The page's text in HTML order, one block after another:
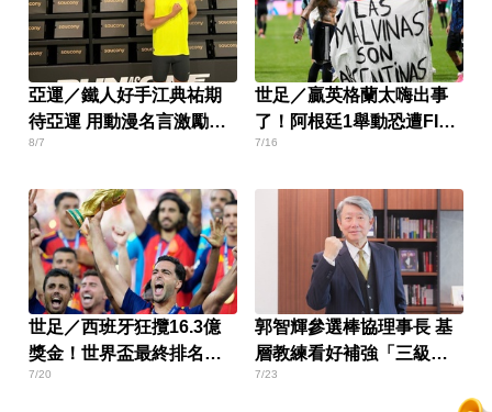
亞運／鐵人好手江典祐期
待亞運 用動漫名言激勵自
己
8/7
世足／贏英格蘭太嗨出事
了！阿根廷1舉動恐遭FIFA
重罰
7/16
世足／西班牙狂攬16.3億
獎金！世界盃最終排名出
爐
7/20
郭智輝參選棒協理事長 基
層教練看好補強「三級棒
球缺口」
7/23